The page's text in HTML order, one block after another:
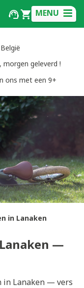
MENU
morgen geleverd !
ons met een 9+
in Lanaken
—
in Lanaken — vers